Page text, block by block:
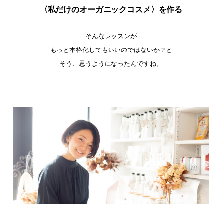
〈私だけのオーガニックコスメ〉を作る
そんなレッスンが
もっと本格化してもいいのではないか？と
そう、思うようになったんですね。